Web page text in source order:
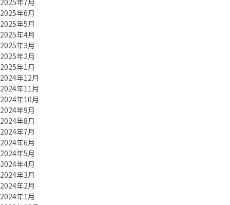
2025年7月
2025年6月
2025年5月
2025年4月
2025年3月
2025年2月
2025年1月
2024年12月
2024年11月
2024年10月
2024年9月
2024年8月
2024年7月
2024年6月
2024年5月
2024年4月
2024年3月
2024年2月
2024年1月